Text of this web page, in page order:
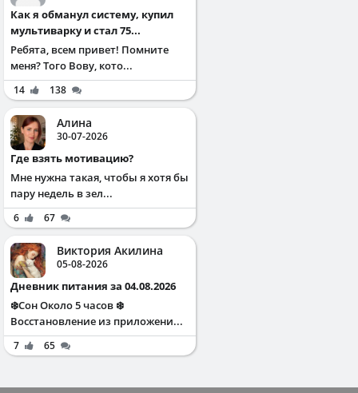
Как я обманул систему, купил
мультиварку и стал 75...
Ребята, всем привет! Помните
меня? Того Вову, кото...
14 138
Алина
30-07-2026
Где взять мотивацию?
Мне нужна такая, чтобы я хотя бы
пару недель в зел...
6 67
Виктория Акилина
05-08-2026
Дневник питания за 04.08.2026
❄️Сон Около 5 часов ❄️
Восстановление из приложени...
7 65